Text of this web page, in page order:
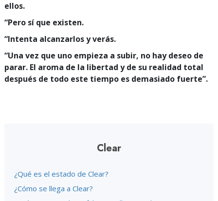
ellos.
“Pero sí que existen.
“Intenta alcanzarlos y verás.
“Una vez que uno empieza a subir, no hay deseo de
parar. El aroma de la libertad y de su realidad total
después de todo este tiempo es demasiado fuerte”.
Clear
¿Qué es el estado de Clear?
¿Cómo se llega a Clear?